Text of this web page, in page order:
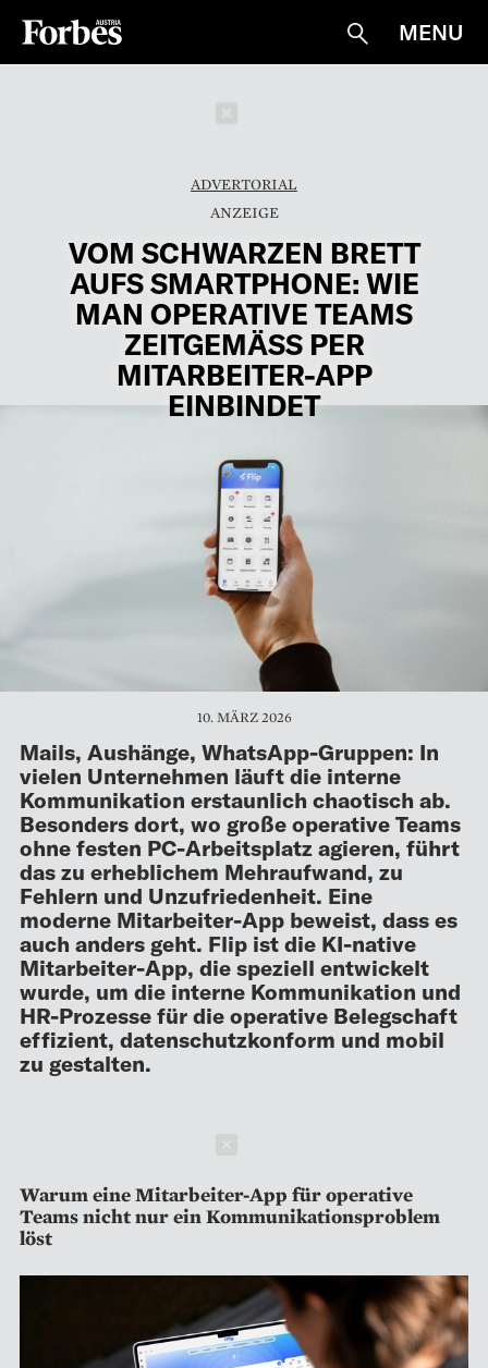
Suche
MENU
ADVERTORIAL
VOM SCHWARZEN BRETT
AUFS SMARTPHONE: WIE
MAN OPERATIVE TEAMS
ZEITGEMÄSS PER M
ITARBEITER-APP E
INBINDET
10. MÄRZ 2026
Mails, Aushänge, WhatsApp-Gruppen: In
vielen Unternehmen läuft die interne
Kommunikation erstaunlich chaotisch ab.
Besonders dort, wo große operative Teams
ohne festen PC-Arbeitsplatz agieren, führt
das zu erheblichem Mehraufwand, zu
Fehlern und Unzufriedenheit. Eine
moderne Mitarbeiter-App beweist, dass es
auch anders geht. Flip ist die KI-native
Mitarbeiter-App, die speziell entwickelt
wurde, um die interne Kommunikation und
HR-Prozesse für die operative Belegschaft
effizient, datenschutzkonform und mobil
zu gestalten.
Warum eine Mitarbeiter-App für operative
Teams nicht nur ein Kommunikationsproblem
löst